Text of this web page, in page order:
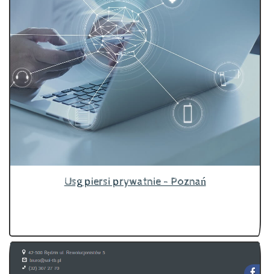
Usg piersi prywatnie - Poznań